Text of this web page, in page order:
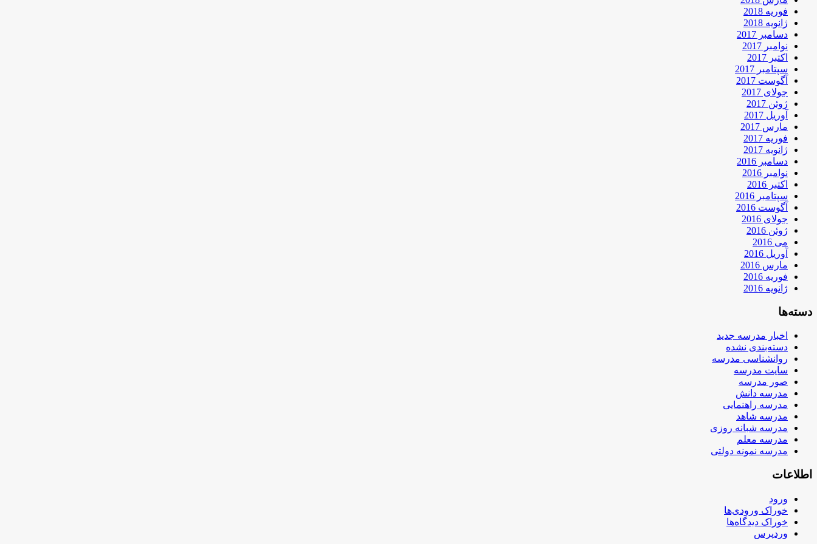
فوریه 2018
ژانویه 2018
دسامبر 2017
نوامبر 2017
اکتبر 2017
سپتامبر 2017
آگوست 2017
جولای 2017
ژوئن 2017
آوریل 2017
مارس 2017
فوریه 2017
ژانویه 2017
دسامبر 2016
نوامبر 2016
اکتبر 2016
سپتامبر 2016
آگوست 2016
جولای 2016
ژوئن 2016
می 2016
آوریل 2016
مارس 2016
فوریه 2016
ژانویه 2016
دسته‌ها
اخبار مدرسه جدید
دسته‌بندی نشده
روانشناسی مدرسه
سایت مدرسه
صور مدرسه
مدرسه دانش
مدرسه راهنمایی
مدرسه شاهد
مدرسه شبانه روزی
مدرسه معلم
مدرسه نمونه دولتی
اطلاعات
ورود
خوراک ورودی‌ها
خوراک دیدگاه‌ها
وردپرس